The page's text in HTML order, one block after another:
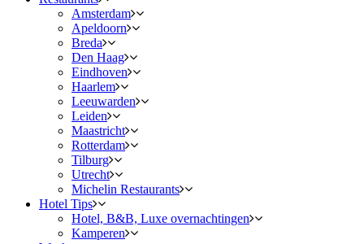
Amsterdam
Apeldoorn
Breda
Den Haag
Eindhoven
Haarlem
Leeuwarden
Leiden
Maastricht
Rotterdam
Tilburg
Utrecht
Michelin Restaurants
Hotel Tips
Hotel, B&B, Luxe overnachtingen
Kamperen